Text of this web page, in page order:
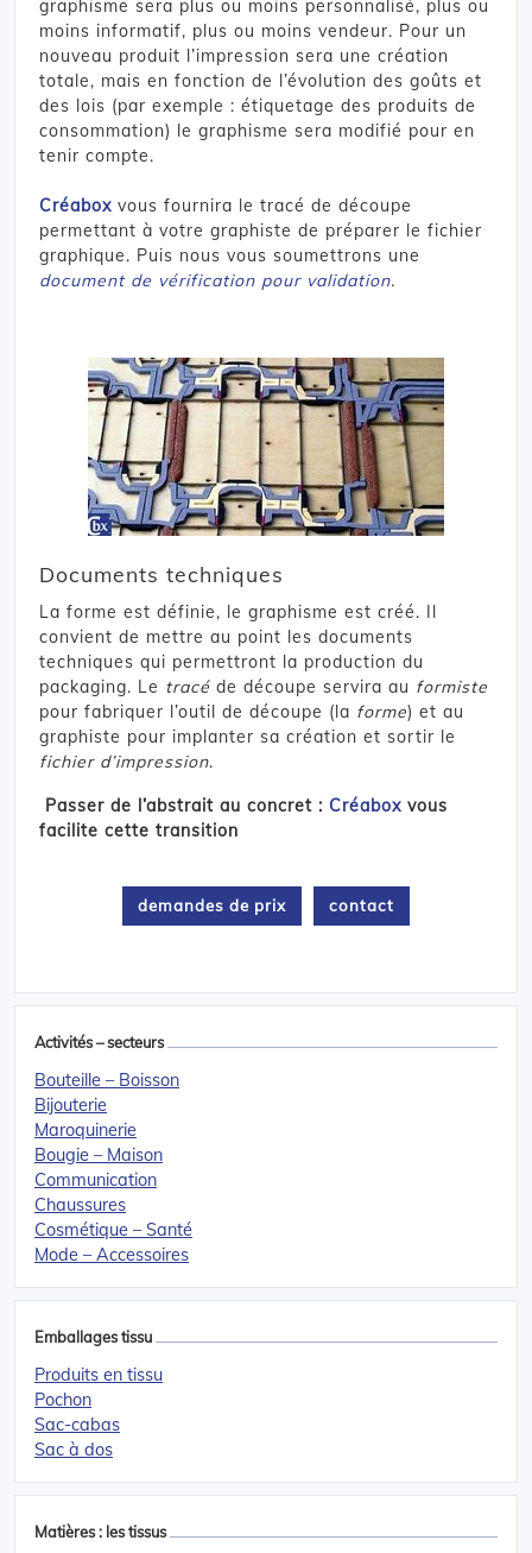
graphisme sera plus ou moins personnalisé, plus ou
moins informatif, plus ou moins vendeur. Pour un
nouveau produit l’impression sera une création
totale, mais en fonction de l’évolution des goûts et
des lois (par exemple : étiquetage des produits de
consommation) le graphisme sera modifié pour en
tenir compte.
Créabox vous fournira le tracé de découpe
permettant à votre graphiste de préparer le fichier
graphique. Puis nous vous soumettrons une
document de vérification pour validation.
Documents techniques
La forme est définie, le graphisme est créé. Il
convient de mettre au point les documents
techniques qui permettront la production du
packaging. Le tracé de découpe servira au formiste
pour fabriquer l’outil de découpe (la forme) et au
graphiste pour implanter sa création et sortir le
fichier d’impression.
Passer de l’abstrait au concret : Créabox vous
facilite cette transition
demandes de prix contact
Activités – secteurs
Bouteille – Boisson
Bijouterie
Maroquinerie
Bougie – Maison
Communication
Chaussures
Cosmétique – Santé
Mode – Accessoires
Emballages tissu
Produits en tissu
Pochon
Sac-cabas
Sac à dos
Matières : les tissus